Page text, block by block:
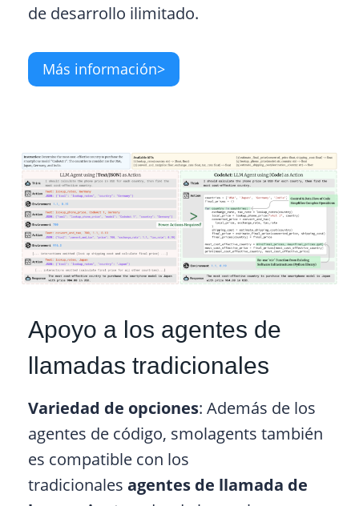
de desarrollo ilimitado.
Más información>
Apoyo a los agentes de
llamadas tradicionales
Variedad de opciones: Además de los
agentes de código, smolagents también
es compatible con los
tradicionales agentes de llamada de